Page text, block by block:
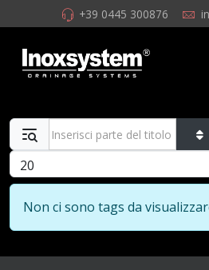
+39 0445 300876
Inserisci parte del titolo
Visualizza #
Info
Non ci sono tags da